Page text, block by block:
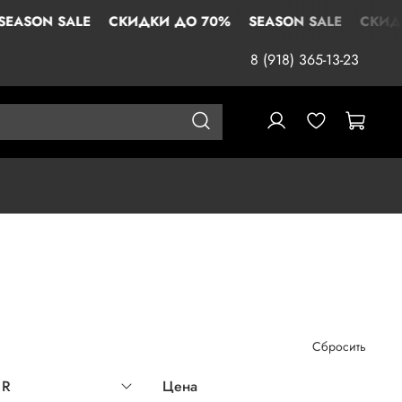
СКИДКИ ДО 70% SEASON SALE СКИДКИ ДО
8 (918) 365-13-23
Сбросить
Цена